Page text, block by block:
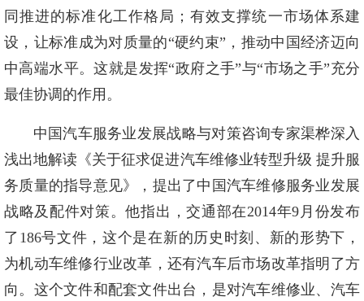
同推进的标准化工作格局；有效支撑统一市场体系建
设，让标准成为对质量的“硬约束”，推动中国经济迈向
中高端水平。这就是发挥“政府之手”与“市场之手”充分
最佳协调的作用。
中国汽车服务业发展战略与对策咨询专家渠桦深入
浅出地解读《关于征求促进汽车维修业转型升级 提升服
务质量的指导意见》，提出了中国汽车维修服务业发展
战略及配件对策。他指出，交通部在2014年9月份发布
了186号文件，这个是在新的历史时刻、新的形势下，
为机动车维修行业改革，还有汽车后市场改革指明了方
向。这个文件和配套文件出台，是对汽车维修业、汽车